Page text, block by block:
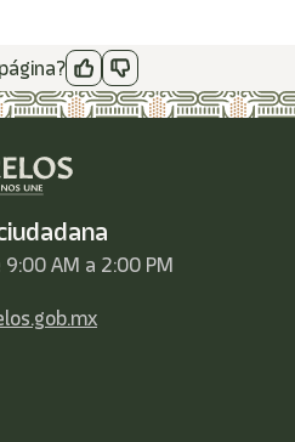
AM a 2:00 PM